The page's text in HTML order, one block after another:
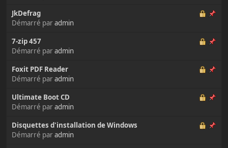
JkDefrag
Démarré paradmin
7-zip 457
Démarré paradmin
Foxit PDF Reader
Démarré paradmin
Ultimate Boot CD
Démarré paradmin
Disquettes d'installation de Windows
Démarré paradmin